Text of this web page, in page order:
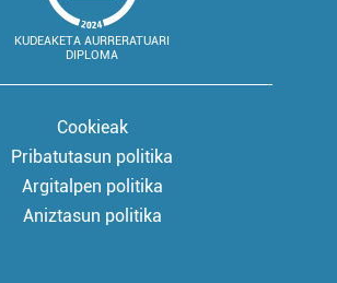
KUDEAKETA AURRERATUARI
DIPLOMA
Cookieak
Pribatutasun politika
Argitalpen politika
Aniztasun politika